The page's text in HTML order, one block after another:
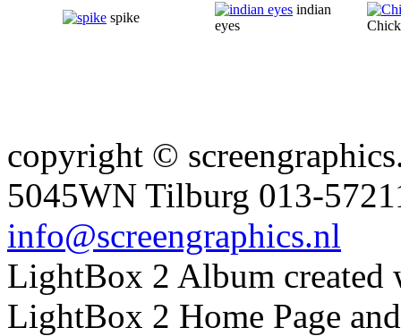
spike
indian
eyes
copyright ©
5045WN Tilburg 013-
info@screengraphics.nl
LightBox 2 Album
LightBox 2 Home Page